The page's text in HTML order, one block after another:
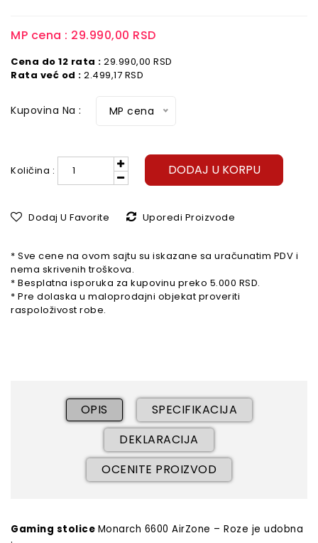
MP cena : 29.990,00 RSD
Cena do 12 rata : 29.990,00 RSD
Rata već od : 2.499,17 RSD
Kupovina Na : MP cena
Količina : DODAJ U KORPU
Dodaj U Favorite Uporedi Proizvode
* Sve cene na ovom sajtu su iskazane sa uračunatim PDV i
nema skrivenih troškova.
* Besplatna isporuka za kupovinu preko 5.000 RSD.
* Pre dolaska u maloprodajni objekat proveriti
raspoloživost robe.
OPIS
SPECIFIKACIJA
DEKLARACIJA
OCENITE PROIZVOD
Gaming stolice Monarch 6600 AirZone – Roze je udobna